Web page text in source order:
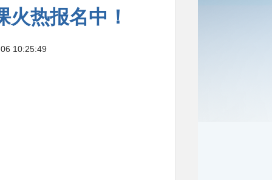
热报名中！
10:25:49